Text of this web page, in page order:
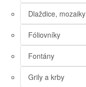
Dlaždice, mozaiky
Fóliovníky
Fontány
Grily a krby